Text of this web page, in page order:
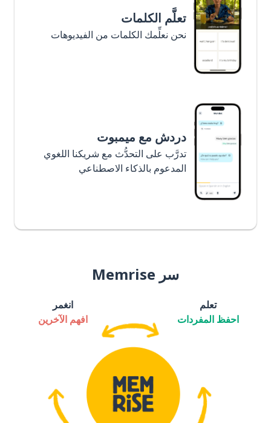
تعلَّم الكلمات
نحن نعلِّمك الكلمات من الفيديوهات
دردش مع ميمبوت
تدرَّب على التحدُّث مع شريكنا اللغوي
المدعوم بالذكاء الاصطناعي
سر Memrise
تعلم
احفظ المفردات
انغمر
افهم الآخرين